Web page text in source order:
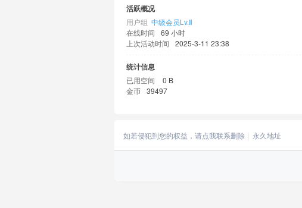
活跃概况
用户组 中级会员Lv.Ⅱ
在线时间
69 小时
上次活动时间
2025-3-11 23:38
统计信息
已用空间 0 B
金币
39497
如若侵犯到您的权益，请点我联系删除 永久地址